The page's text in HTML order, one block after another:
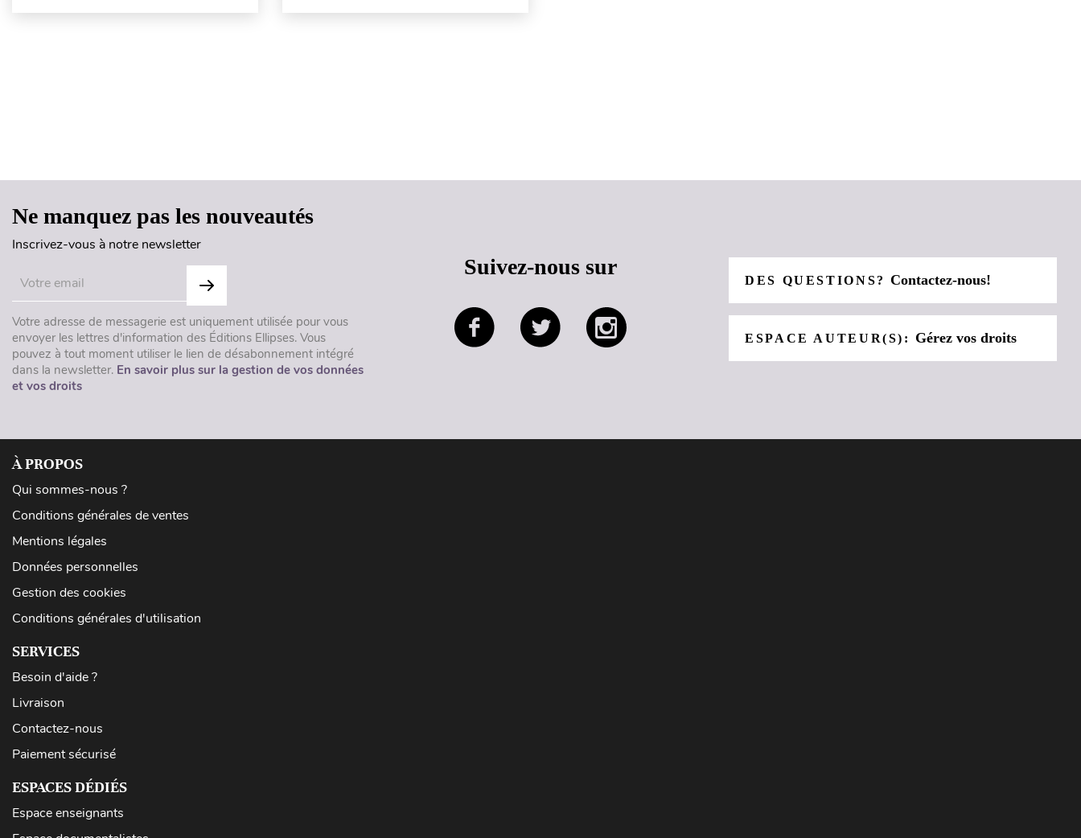
Ne manquez pas les nouveautés
Inscrivez-vous à notre newsletter
Votre adresse de messagerie est uniquement utilisée pour vous
envoyer les lettres d'information des Éditions Ellipses. Vous
pouvez à tout moment utiliser le lien de désabonnement intégré
dans la newsletter. En savoir plus sur la gestion de vos données
et vos droits
Suivez-nous sur
DES QUESTIONS?Contactez-nous!
ESPACE AUTEUR(S): Gérez vos droits
À PROPOS
Qui sommes-nous ?
Conditions générales de ventes
Mentions légales
Données personnelles
Gestion des cookies
Conditions générales d'utilisation
SERVICES
Besoin d'aide ?
Livraison
Contactez-nous
Paiement sécurisé
ESPACES DÉDIÉS
Espace enseignants